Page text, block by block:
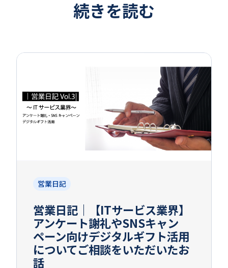
続きを読む
営業日記
営業日記｜【ITサービス業界】
アンケート謝礼やSNSキャン
ペーン向けデジタルギフト活用
についてご相談をいただいたお
話